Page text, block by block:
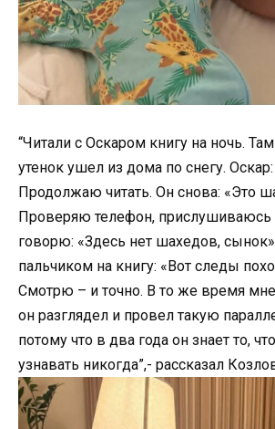
“Читали с Оскаром книгу на ночь.
утенок ушел из дома по снегу.
Продолжаю читать. Он снова: «Это
Проверяю телефон, прислушиваюсь
говорю: «Здесь нет шахедов,
пальчиком на книгу: «Вот следы
Смотрю – и точно. В то же время
он разглядел и провел такую
потому что в два года он знает то,
узнавать никогда”,- рассказал